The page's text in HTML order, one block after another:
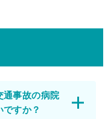
通事故の病院
すか？